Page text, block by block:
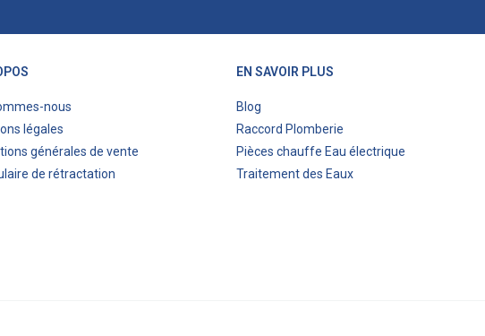
nous
légales
générales de vente
de rétractation
EN SAVOIR PLUS
Blog
Raccord Plomberie
Pièces chauffe Eau électrique
Traitement des Eaux